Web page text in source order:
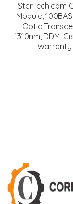
StarTech.com
Module,
Optic
1310nm, DDM,
Warranty